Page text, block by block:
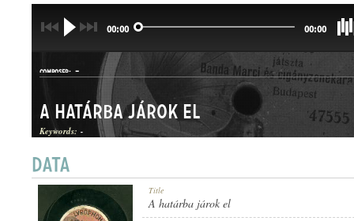
00:00 00:00
COMPOSER: -
HALLGATÓ
A határba járok el
Keywords: -
Title
A határba járok el